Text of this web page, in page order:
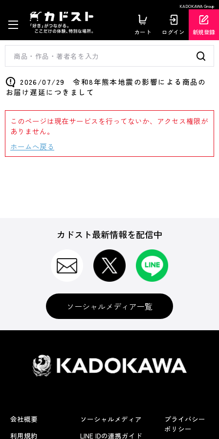
KADOKAWA Group
カート ログイン 新規登録
2026/07/29 令和8年熊本地震の影響による商品の
お届け遅延につきまして
このページは現在サービスを行ってないか、アクセス権限が
ありません。
ホームへ戻る
カドスト最新情報を配信中
ソーシャルメディア一覧
会社概要
利用規約
ソーシャルメディア
LINE IDの連携ガイド
プライバシー
ポリシー